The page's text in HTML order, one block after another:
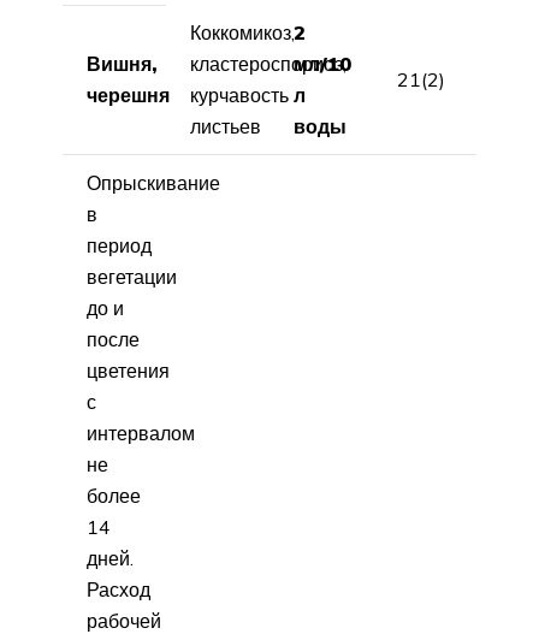
Вишня,
черешня
Коккомикоз,
кластероспориоз,
курчавость
листьев
2
мл/10
л
воды
21(2)
Опрыскивание
в
период
вегетации
до и
после
цветения
с
интервалом
не
более
14
дней.
Расход
рабочей